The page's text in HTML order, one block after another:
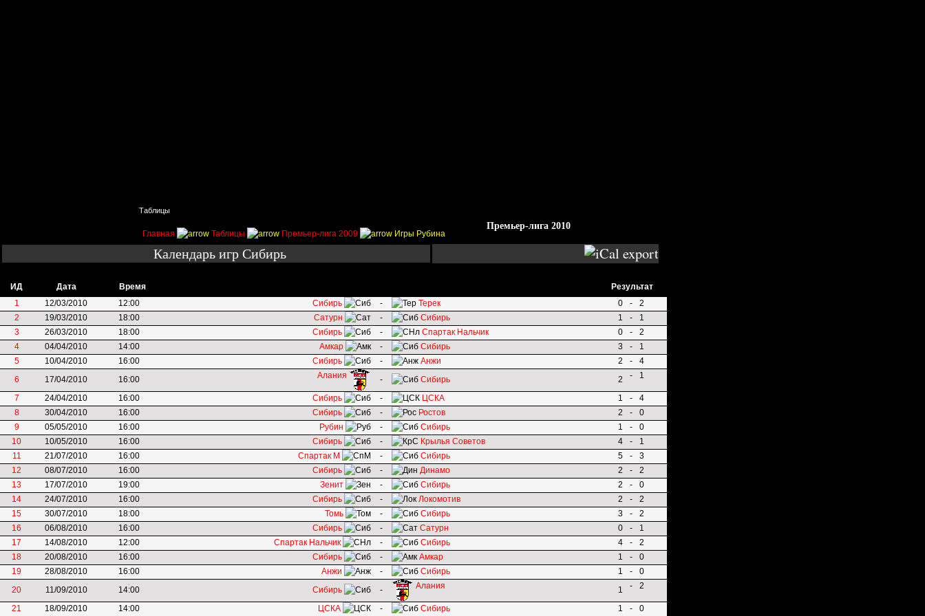
Таблицы
Главная Таблицы Премьер-лига 2009 Игры Рубина
Премьер-лига 2010
Календарь игр Сибирь
ИД Дата Время
Результат
1
12/03/2010 12:00 Сибирь - Терек 0 -
2
2
19/03/2010 18:00 Сатурн - Сибирь 1 -
1
3
26/03/2010 18:00 Сибирь - Спартак Нальчик 0 -
2
4
04/04/2010 14:00 Амкар - Сибирь 3 -
1
5
10/04/2010 16:00 Сибирь - Анжи 2 -
4
6
17/04/2010 16:00 Алания - Сибирь 2 - 1
7 24/04/2010 16:00 Сибирь - ЦСКА 1 -
4
8
30/04/2010 16:00 Сибирь - Ростов 2 -
0
9
05/05/2010 16:00 Рубин - Сибирь 1 -
0
10
10/05/2010 16:00 Сибирь - Крылья Советов 4 -
1
11
21/07/2010 16:00 Спартак М - Сибирь 5 -
3
12
08/07/2010 16:00 Сибирь - Динамо 2 -
2
13
17/07/2010 19:00 Зенит - Сибирь 2 -
0
14
24/07/2010 16:00 Сибирь - Локомотив 2 -
2
15
30/07/2010 18:00 Томь - Сибирь 3 -
2
16
06/08/2010 16:00 Сибирь - Сатурн 0 -
1
17
14/08/2010 12:00 Спартак Нальчик - Сибирь 4 -
2
18
20/08/2010 16:00 Сибирь - Амкар 1 -
0
19
28/08/2010 16:00 Анжи - Сибирь 1 -
0
20
11/09/2010 14:00 Сибирь - Алания 1 - 2
21 18/09/2010 14:00 ЦСКА - Сибирь 1 - 0